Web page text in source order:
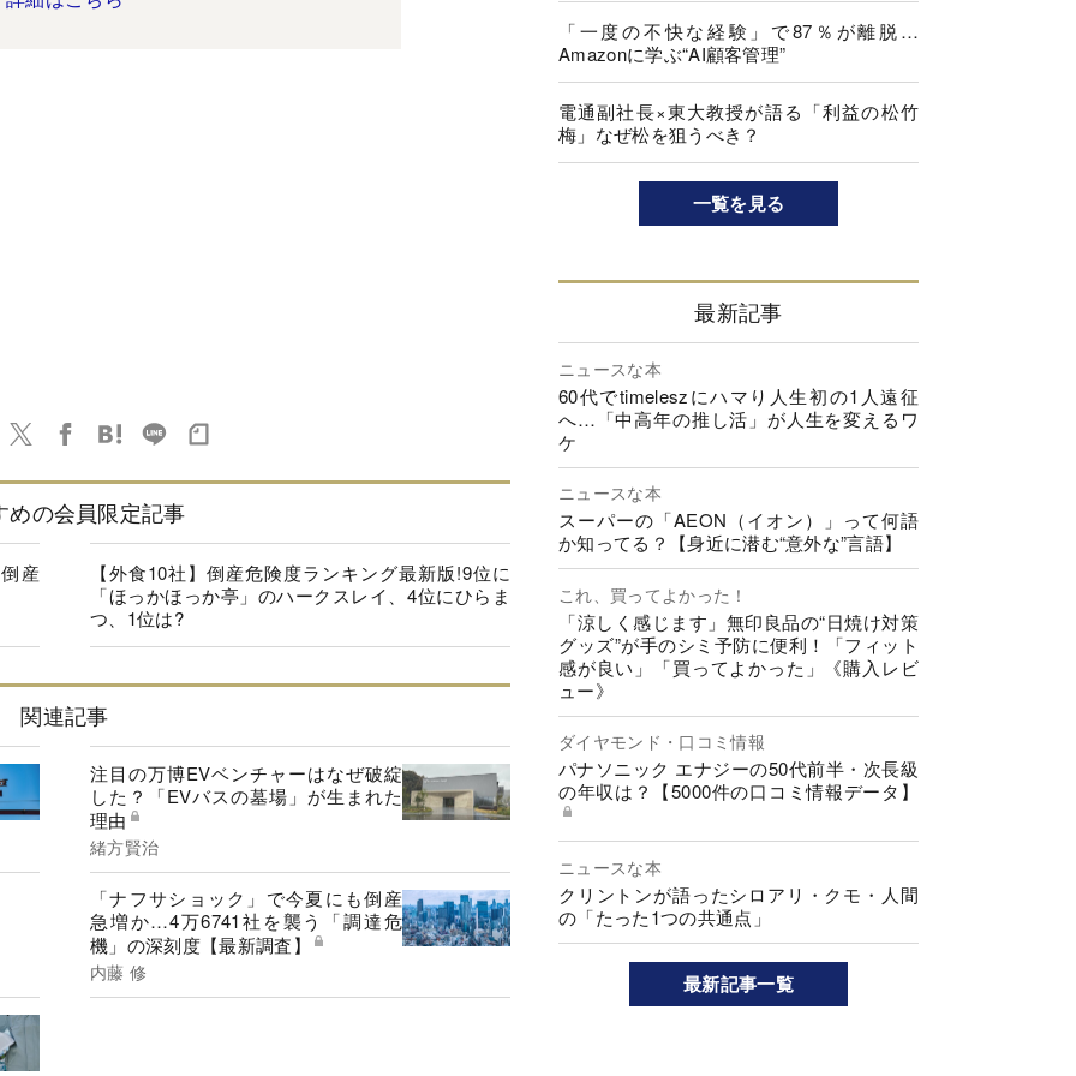
めの会員限定記事
産
【外食10社】倒産危険度ランキング最新版!9位に
「ほっかほっか亭」のハークスレイ、4位にひらま
つ、1位は?
関連記事
注目の万博EVベンチャーはなぜ破綻
した？「EVバスの墓場」が生まれた
理由
緒方賢治
「ナフサショック」で今夏にも倒産
急増か…4万6741社を襲う「調達危
機」の深刻度【最新調査】
内藤 修
「一度の不快な経験」で87％が離脱…
Amazonに学ぶ“AI顧客管理”
電通副社長×東大教授が語る「利益の松竹
梅」なぜ松を狙うべき？
一覧を見る
最新記事
ニュースな本
60代でtimeleszにハマり人生初の1人遠征
へ…「中高年の推し活」が人生を変えるワ
ケ
ニュースな本
スーパーの「AEON（イオン）」って何語
か知ってる？【身近に潜む“意外な”言語】
これ、買ってよかった！
「涼しく感じます」無印良品の“日焼け対策
グッズ”が手のシミ予防に便利！「フィット
感が良い」「買ってよかった」《購入レビ
ュー》
ダイヤモンド・口コミ情報
パナソニック エナジーの50代前半・次長級
の年収は？【5000件の口コミ情報データ】
ニュースな本
クリントンが語ったシロアリ・クモ・人間
の「たった1つの共通点」
最新記事一覧